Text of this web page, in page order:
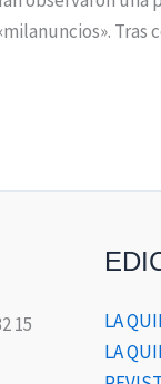
15
LA
LA